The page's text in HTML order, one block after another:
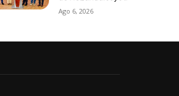
Ago 6, 2026